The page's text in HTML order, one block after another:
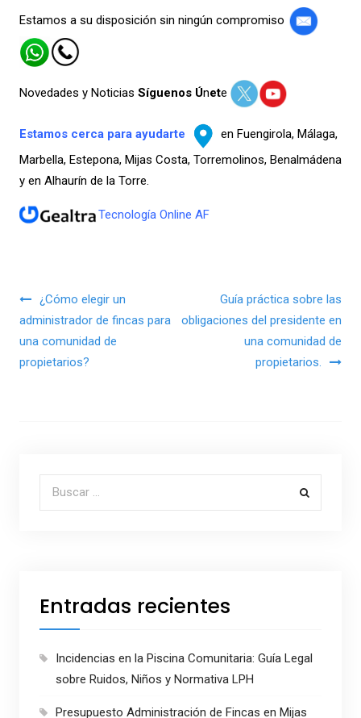
Estamos a su disposición sin ningún compromiso
Novedades y Noticias Síguenos Únete
Estamos cerca para ayudarte
en Fuengirola, Málaga,
Marbella, Estepona, Mijas Costa, Torremolinos, Benalmádena
y en Alhaurín de la Torre.
Tecnología Online AF
Navegación de entradas
¿Cómo elegir un
administrador de fincas para
una comunidad de
propietarios?
Guía práctica sobre las
obligaciones del presidente en
una comunidad de
propietarios.
Buscar por:
Entradas recientes
Incidencias en la Piscina Comunitaria: Guía Legal
sobre Ruidos, Niños y Normativa LPH
Presupuesto Administración de Fincas en Mijas